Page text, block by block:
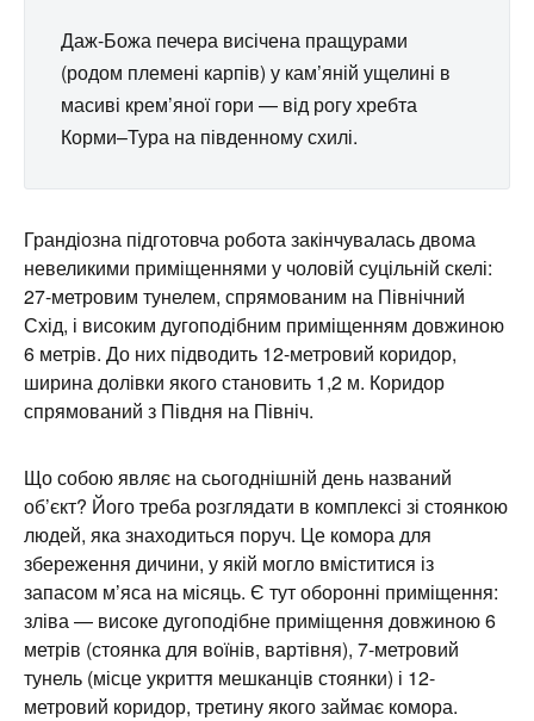
Даж-Божа печера висічена пращурами
(родом племені карпів) у кам’яній ущелині в
масиві крем’яної гори — від рогу хребта
Корми–Тура на південному схилі.
Грандіозна підготовча робота закінчувалась двома
невеликими приміщеннями у чоловій суцільній скелі:
27-метровим тунелем, спрямованим на Північний
Схід, і високим дугоподібним приміщенням довжиною
6 метрів. До них підводить 12-метровий коридор,
ширина долівки якого становить 1,2 м. Коридор
спрямований з Півдня на Північ.
Що собою являє на сьогоднішній день названий
об’єкт? Його треба розглядати в комплексі зі стоянкою
людей, яка знаходиться поруч. Це комора для
збереження дичини, у якій могло вміститися із
запасом м’яса на місяць. Є тут оборонні приміщення:
зліва — високе дугоподібне приміщення довжиною 6
метрів (стоянка для воїнів, вартівня), 7-метровий
тунель (місце укриття мешканців стоянки) і 12-
метровий коридор, третину якого займає комора.